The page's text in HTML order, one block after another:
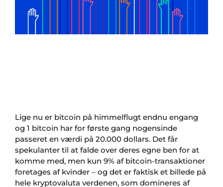
Lige nu er bitcoin på himmelflugt endnu engang
og 1 bitcoin har for første gang nogensinde
passeret en værdi på 20.000 dollars. Det får
spekulanter til at falde over deres egne ben for at
komme med, men kun 9% af bitcoin-transaktioner
foretages af kvinder – og det er faktisk et billede på
hele kryptovaluta verdenen, som domineres af